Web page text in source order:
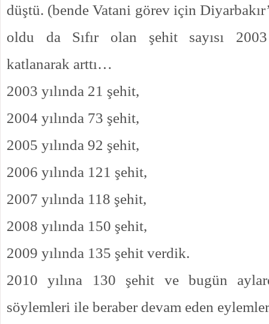
düştü. (bende Vatani görev için
oldu da Sıfır olan şehit sayısı 2003
katlanarak arttı…
2003 yılında 21 şehit,
2004 yılında 73 şehit,
2005 yılında 92 şehit,
2006 yılında 121 şehit,
2007 yılında 118 şehit,
2008 yılında 150 şehit,
2009 yılında 135 şehit verdik.
2010 yılına 130 şehit ve bugün
söylemleri ile beraber devam eden